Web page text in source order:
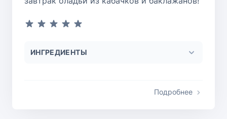
ИНГРЕДИЕНТЫ
Подробнее